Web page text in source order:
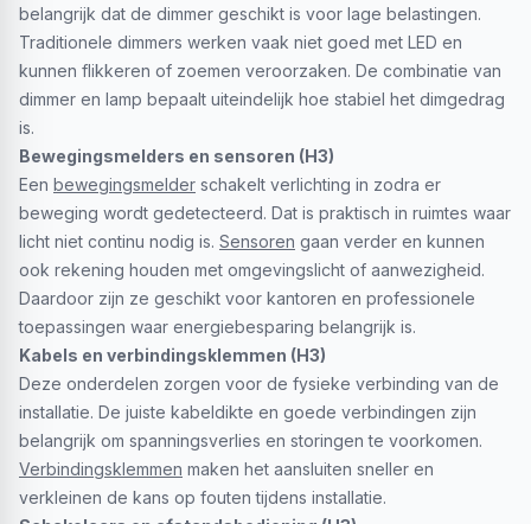
belangrijk dat de dimmer geschikt is voor lage belastingen.
Traditionele dimmers werken vaak niet goed met LED en
kunnen flikkeren of zoemen veroorzaken. De combinatie van
dimmer en lamp bepaalt uiteindelijk hoe stabiel het dimgedrag
is.
Bewegingsmelders en sensoren (H3)
Een bewegingsmelder schakelt verlichting in zodra er
beweging wordt gedetecteerd. Dat is praktisch in ruimtes waar
licht niet continu nodig is. Sensoren gaan verder en kunnen
ook rekening houden met omgevingslicht of aanwezigheid.
Daardoor zijn ze geschikt voor kantoren en professionele
toepassingen waar energiebesparing belangrijk is.
Kabels en verbindingsklemmen (H3)
Deze onderdelen zorgen voor de fysieke verbinding van de
installatie. De juiste kabeldikte en goede verbindingen zijn
belangrijk om spanningsverlies en storingen te voorkomen.
Verbindingsklemmen maken het aansluiten sneller en
verkleinen de kans op fouten tijdens installatie.